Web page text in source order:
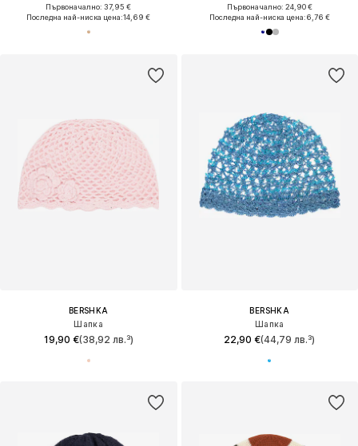
Първоначално: 37,95 €
Последна най-ниска цена:14,69 €
Първоначално: 24,90 €
Последна най-ниска цена:6,76 €
BERSHKA
Шапка
19,90 €(38,92 лв.³)
BERSHKA
Шапка
22,90 €(44,79 лв.³)